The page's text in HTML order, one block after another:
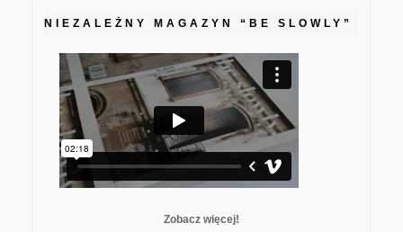
NIEZALEŻNY MAGAZYN “BE SLOWLY”
Zobacz więcej!